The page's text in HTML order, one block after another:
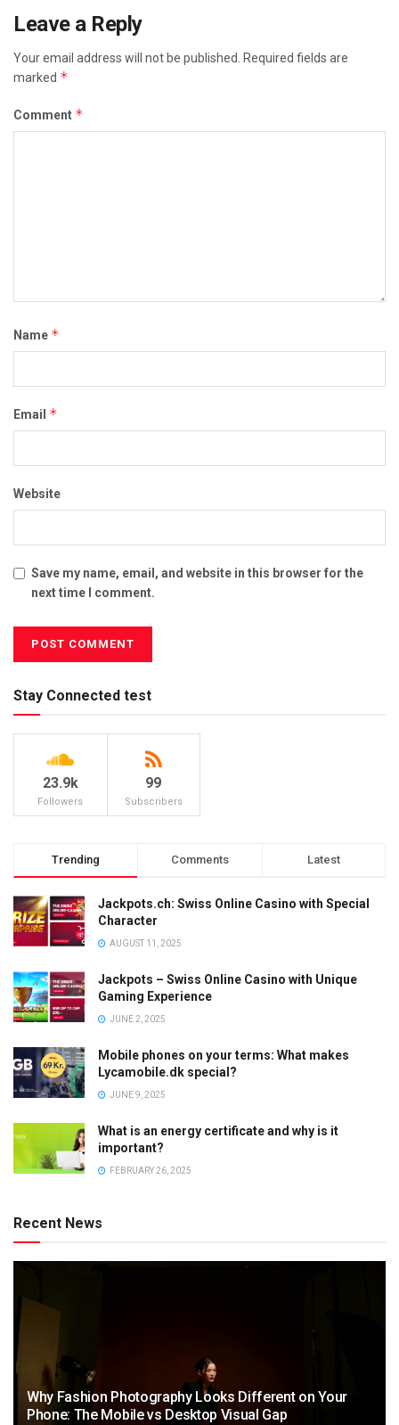
Leave a Reply
Your email address will not be published. Required fields are
marked *
Comment *
Name *
Email *
Website
Save my name, email, and website in this browser for the
next time I comment.
Stay Connected test
23.9k
Followers
99
Subscribers
Trending Comments Latest
Jackpots.ch: Swiss Online Casino with Special
Character
AUGUST 11, 2025
Jackpots – Swiss Online Casino with Unique
Gaming Experience
JUNE 2, 2025
Mobile phones on your terms: What makes
Lycamobile.dk special?
JUNE 9, 2025
What is an energy certificate and why is it
important?
FEBRUARY 26, 2025
Recent News
Why Fashion Photography Looks Different on Your
Phone: The Mobile vs Desktop Visual Gap